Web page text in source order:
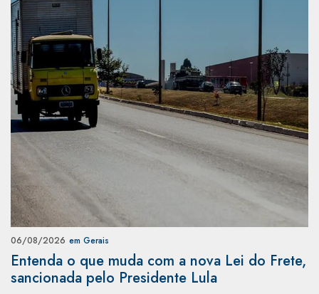
06/08/2026 em Gerais
Entenda o que muda com a nova Lei do Frete,
sancionada pelo Presidente Lula